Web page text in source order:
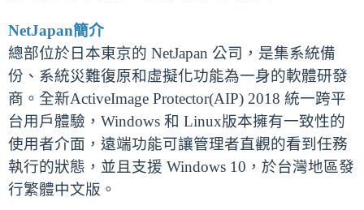
NetJapan簡介
總部位於日本東京的 NetJapan 公司，是集系統備
份、系統災難復原和虛擬化功能為一身的軟體研發
商。全新ActiveImage Protector(AIP) 2018 統一跨平
台用戶體驗，Windows 和 Linux版本擁有一致性的
使用者介面，遠端功能可讓管理者直觀的看到任務
執行的狀態，並且支援 Windows 10，於台灣地區發
行繁體中文版。